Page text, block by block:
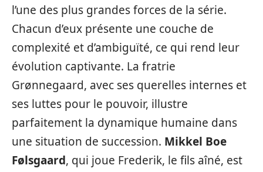
l’une des plus grandes forces de la série.
Chacun d’eux présente une couche de
complexité et d’ambiguïté, ce qui rend leur
évolution captivante. La fratrie
Grønnegaard, avec ses querelles internes et
ses luttes pour le pouvoir, illustre
parfaitement la dynamique humaine dans
une situation de succession. Mikkel Boe
Følsgaard, qui joue Frederik, le fils aîné, est